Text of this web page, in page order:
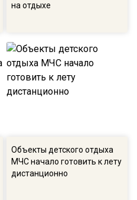
на отдыхе
Объекты детского отдыха
МЧС начало готовить к лету
дистанционно